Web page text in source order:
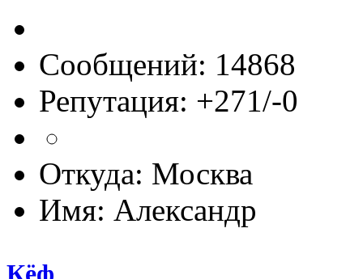
Сообщений: 14868
Репутация: +271/-0
Откуда: Москва
Имя: Александр